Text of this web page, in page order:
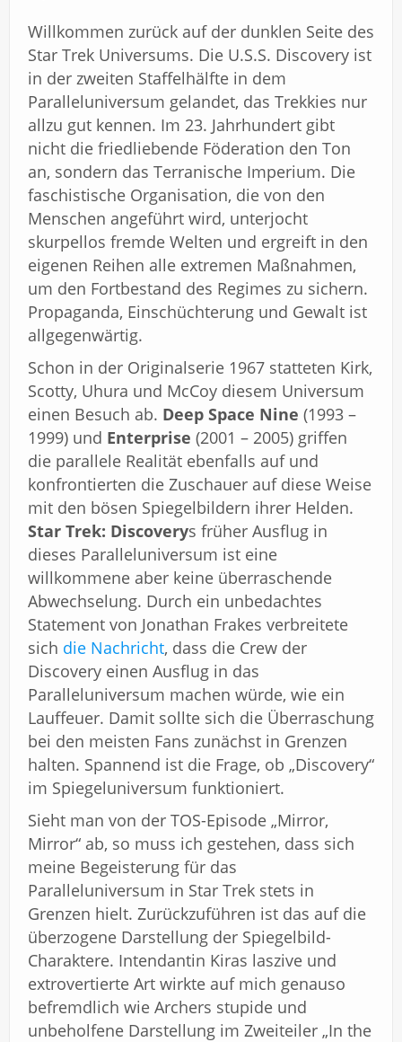
Willkommen zurück auf der dunklen Seite des
Star Trek Universums. Die U.S.S. Discovery ist
in der zweiten Staffelhälfte in dem
Paralleluniversum gelandet, das Trekkies nur
allzu gut kennen. Im 23. Jahrhundert gibt
nicht die friedliebende Föderation den Ton
an, sondern das Terranische Imperium. Die
faschistische Organisation, die von den
Menschen angeführt wird, unterjocht
skurpellos fremde Welten und ergreift in den
eigenen Reihen alle extremen Maßnahmen,
um den Fortbestand des Regimes zu sichern.
Propaganda, Einschüchterung und Gewalt ist
allgegenwärtig.
Schon in der Originalserie 1967 statteten Kirk,
Scotty, Uhura und McCoy diesem Universum
einen Besuch ab. Deep Space Nine (1993 –
1999) und Enterprise (2001 – 2005) griffen
die parallele Realität ebenfalls auf und
konfrontierten die Zuschauer auf diese Weise
mit den bösen Spiegelbildern ihrer Helden.
Star Trek: Discoverys früher Ausflug in
dieses Paralleluniversum ist eine
willkommene aber keine überraschende
Abwechselung. Durch ein unbedachtes
Statement von Jonathan Frakes verbreitete
sich die Nachricht, dass die Crew der
Discovery einen Ausflug in das
Paralleluniversum machen würde, wie ein
Lauffeuer. Damit sollte sich die Überraschung
bei den meisten Fans zunächst in Grenzen
halten. Spannend ist die Frage, ob „Discovery“
im Spiegeluniversum funktioniert.
Sieht man von der TOS-Episode „Mirror,
Mirror“ ab, so muss ich gestehen, dass sich
meine Begeisterung für das
Paralleluniversum in Star Trek stets in
Grenzen hielt. Zurückzuführen ist das auf die
überzogene Darstellung der Spiegelbild-
Charaktere. Intendantin Kiras laszive und
extrovertierte Art wirkte auf mich genauso
befremdlich wie Archers stupide und
unbeholfene Darstellung im Zweiteiler „In the